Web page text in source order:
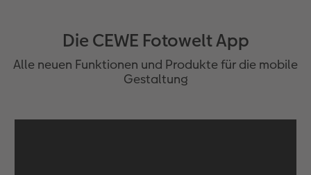
Die CEWE Fotowelt App
Alle neuen Funktionen und Produkte für die mobile
Gestaltung